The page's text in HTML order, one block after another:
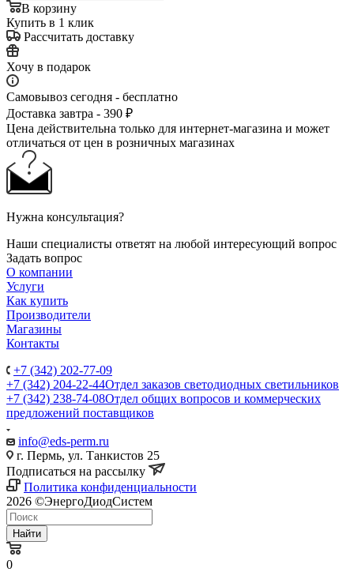
В корзину
Купить в 1 клик
Рассчитать доставку
Хочу в подарок
Самовывоз сегодня - бесплатно
Доставка завтра - 390 ₽
Цена действительна только для интернет-магазина и может
отличаться от цен в розничных магазинах
Нужна консультация?
Наши специалисты ответят на любой интересующий вопрос
Задать вопрос
О компании
Услуги
Как купить
Производители
Магазины
Контакты
+7 (342) 202-77-09
+7 (342) 204-22-44Отдел заказов светодиодных светильников
+7 (342) 238-74-08Отдел общих вопросов и коммерческих
предложений поставщиков
info@eds-perm.ru
г. Пермь, ул. Танкистов 25
Подписаться на рассылку
Политика конфиденциальности
2026 ©ЭнергоДиодСистем
Найти
0